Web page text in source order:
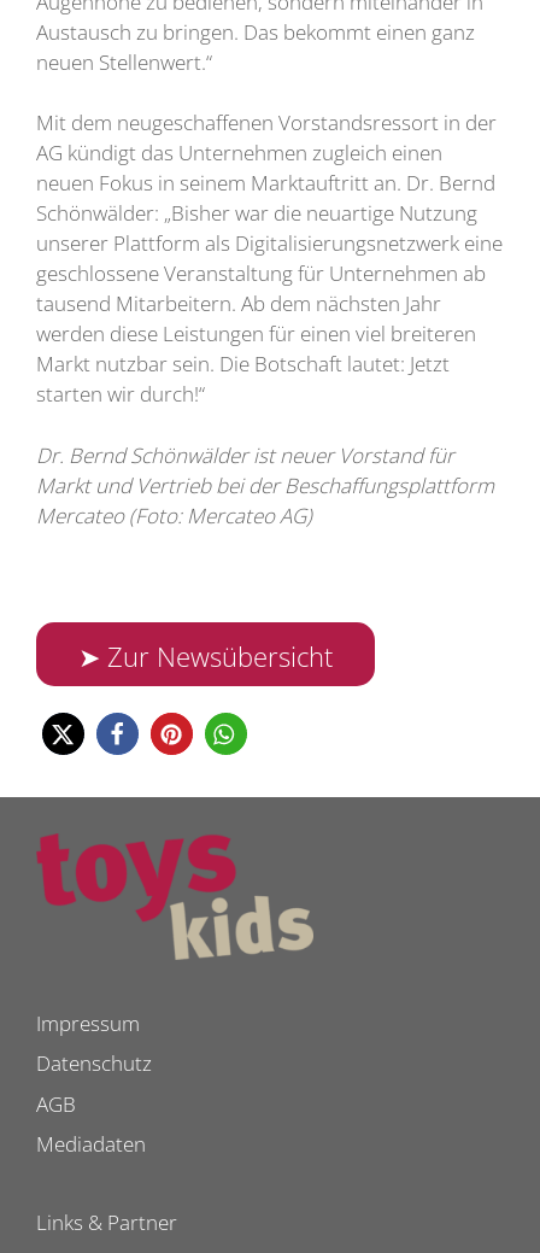
Austausch zu bringen. Das bekommt einen ganz
neuen Stellenwert.“
Mit dem neugeschaffenen Vorstandsressort in der
AG kündigt das Unternehmen zugleich einen
neuen Fokus in seinem Marktauftritt an. Dr. Bernd
Schönwälder: „Bisher war die neuartige Nutzung
unserer Plattform als Digitalisierungsnetzwerk eine
geschlossene Veranstaltung für Unternehmen ab
tausend Mitarbeitern. Ab dem nächsten Jahr
werden diese Leistungen für einen viel breiteren
Markt nutzbar sein. Die Botschaft lautet: Jetzt
starten wir durch!“
Dr. Bernd Schönwälder ist neuer Vorstand für
Markt und Vertrieb bei der Beschaffungsplattform
Mercateo (Foto: Mercateo AG)
➤ Zur Newsübersicht
Impressum
Datenschutz
AGB
Mediadaten
Links & Partner